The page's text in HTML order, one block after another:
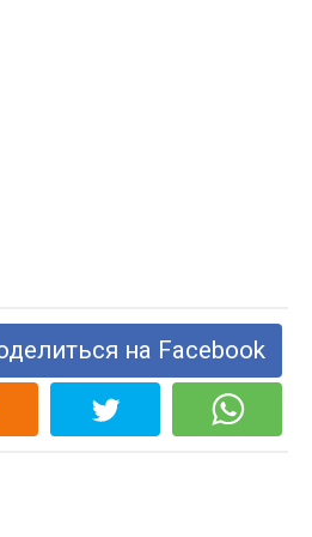
на Facebook